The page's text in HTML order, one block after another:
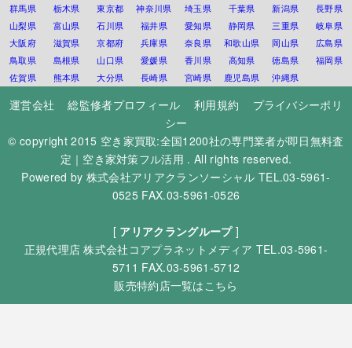
群馬県
栃木県 東京都 神奈川県 埼玉県 千葉県 新潟県
長野県
山梨県
富山県 石川県 福井県 愛知県 静岡県 三重県
岐阜県
大阪府
滋賀県 京都府 兵庫県 奈良県 和歌山県 岡山県
広島県
鳥取県
島根県 山口県 愛媛県 香川県 高知県 徳島県
福岡県
佐賀県
熊本県 大分県 長崎県 宮崎県 鹿児島県 沖縄県
運営会社 総監修者プロフィール 利用規約
プライバシーポリ
シー
© copyright 2015 空き家買取:全国1200社の専門業者が即日無料査
定｜空き家対策フル活用 . All rights reserved.
Powered by 株式会社アリアクランソーシャル TEL.03-5961-
0525 FAX.03-5961-0526
[ アリアクラングループ]
正規代理店株式会社コアプラネットメディア TEL.03-5961-
5711 FAX.03-5961-5712
販売特約店一覧はこちら